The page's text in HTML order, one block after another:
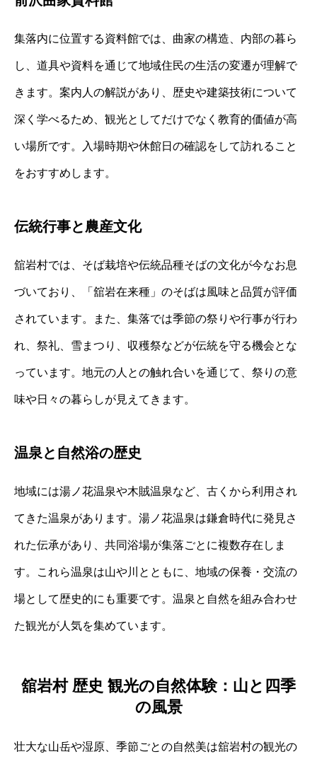
集落内に位置する資料館では、曲家の構造、内部の暮ら
し、道具や資料を通じて地域住民の生活の変遷が理解で
きます。案内人の解説があり、歴史や建築技術について
深く学べるため、観光としてだけでなく教育的価値が高
い場所です。入場時期や休館日の確認をして訪れること
をおすすめします。
伝統行事と農産文化
舘岩村では、そば栽培や伝統品種そばの文化が今なお息
づいており、「舘岩在来種」のそばは風味と品質が評価
されています。また、集落では季節の祭りや行事が行わ
れ、祭礼、雪まつり、収穫祭などが伝統を守る機会とな
っています。地元の人との触れ合いを通じて、祭りの意
味や日々の暮らしが見えてきます。
温泉と自然浴の歴史
地域には湯ノ花温泉や木賊温泉など、古くから利用され
てきた温泉があります。湯ノ花温泉は鎌倉時代に発見さ
れた伝承があり、共同浴場が集落ごとに複数存在しま
す。これら温泉は山や川とともに、地域の保養・交流の
場として歴史的にも重要です。温泉と自然を組み合わせ
た観光が人気を集めています。
舘岩村 歴史 観光の自然体験：山と四季
の風景
壮大な山岳や湿原、季節ごとの自然美は舘岩村の観光の